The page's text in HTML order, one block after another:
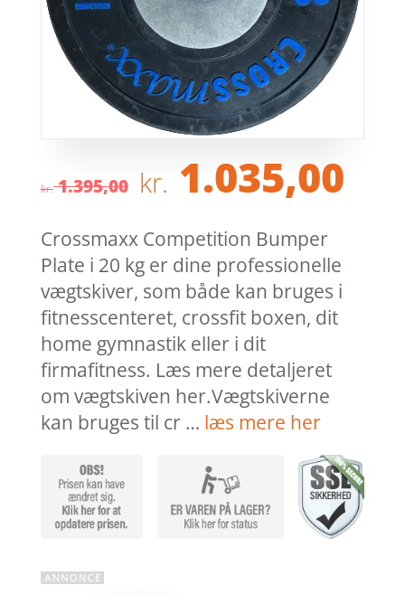
kr.1.395,00 Den
oprindelige
pris
var:
kr. 1.395,00.
kr. 1.035,00
Crossmaxx Competition Bumper
Plate i 20 kg er dine professionelle
vægtskiver, som både kan bruges i
fitnesscenteret, crossfit boxen, dit
home gymnastik eller i dit
firmafitness. Læs mere detaljeret
om vægtskiven her.Vægtskiverne
kan bruges til cr … læs mere her